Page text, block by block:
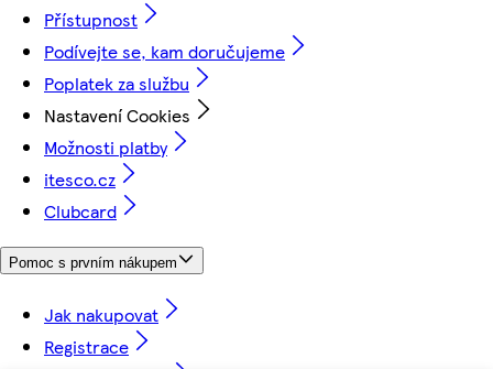
Přístupnost
Podívejte se, kam doručujeme
Poplatek za službu
Nastavení Cookies
Možnosti platby
itesco.cz
Clubcard
Pomoc s prvním nákupem
Jak nakupovat
Registrace